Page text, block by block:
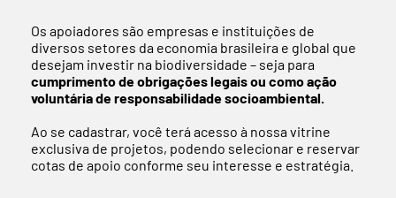
Os apoiadores são empresas e instituições de
diversos setores da economia brasileira e global que
desejam investir na biodiversidade – seja para
cumprimento de obrigações legais ou como ação
voluntária de responsabilidade socioambiental.
Ao se cadastrar, você terá acesso à nossa vitrine
exclusiva de projetos, podendo selecionar e reservar
cotas de apoio conforme seu interesse e estratégia.